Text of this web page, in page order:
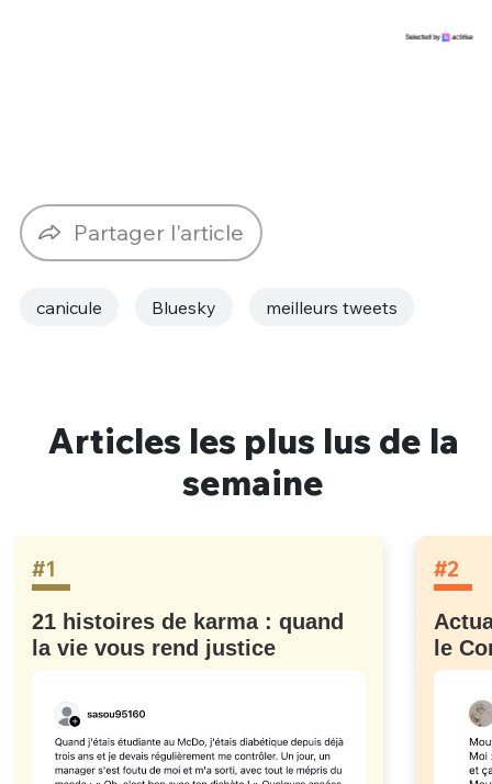
Partager l'article
canicule Bluesky meilleurs tweets
Articles les plus lus de la
semaine
#1
21 histoires de karma : quand
la vie vous rend justice
#2
le